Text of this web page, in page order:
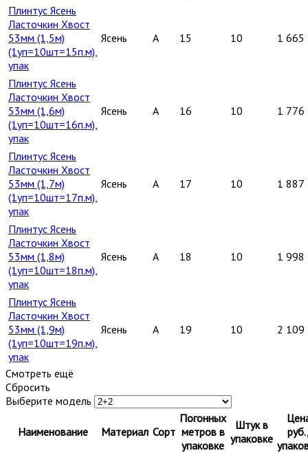
Плинтус Ясень
Ласточкин Хвост
53мм (1,5м)
(1уп=10шт=15п.м),
упак
Ясень A 15 10 1 665
Плинтус Ясень
Ласточкин Хвост
53мм (1,6м)
(1уп=10шт=16п.м),
упак
Ясень A 16 10 1 776
Плинтус Ясень
Ласточкин Хвост
53мм (1,7м)
(1уп=10шт=17п.м),
упак
Ясень A 17 10 1 887
Плинтус Ясень
Ласточкин Хвост
53мм (1,8м)
(1уп=10шт=18п.м),
упак
Ясень A 18 10 1 998
Плинтус Ясень
Ласточкин Хвост
53мм (1,9м)
(1уп=10шт=19п.м),
упак
Ясень A 19 10 2 109
Смотреть ещё
Сбросить
Выберите модель
Наименование Материал Сорт
Погонных
метров в
упаковке
Штук в
упаковке